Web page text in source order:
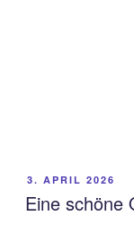
VERÖFFENTLICHT
AM
3. APRIL 2026
Eine schöne